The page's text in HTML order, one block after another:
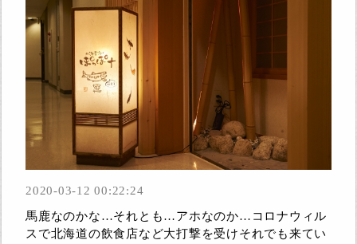
2020-03-12 00:22:24
馬鹿なのかな…それとも…アホなのか…コロナウィル
スで北海道の飲食店など大打撃を受けそれでも来てい